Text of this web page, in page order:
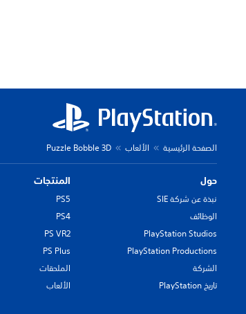
الصفحة الرئيسية الألعاب Puzzle Bobble 3D
حول
نبذة عن شركة SIE
الوظائف
PlayStation Studios
PlayStation Productions
الشركة
تاريخ PlayStation
المنتجات
PS5
PS4
PS VR2
PS Plus
الملحقات
الألعاب